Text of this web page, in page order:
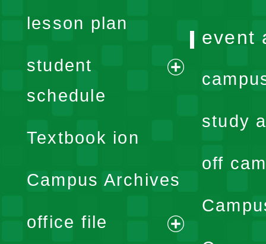
lesson plan
student
schedule
expand
menu
Textbook ion
Campus Archives
office file
event
study
off